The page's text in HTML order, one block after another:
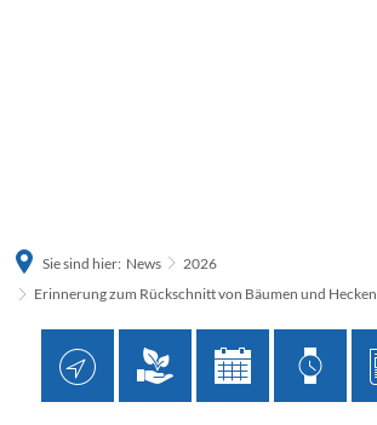
Sie sind hier: News
2026
Erinnerung zum Rückschnitt von Bäumen und Hecken